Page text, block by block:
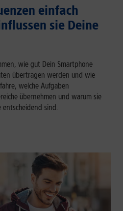
einfach
sie Deine
wie gut Dein Smartphone
übertragen werden und wie
welche Aufgaben
übernehmen und warum sie
sind.